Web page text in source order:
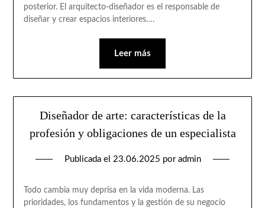
posterior. El arquitecto-diseñador es el responsable de
diseñar y crear espacios interiores….
Leer más
Diseñador de arte: características de la
profesión y obligaciones de un especialista
Publicada el 23.06.2025 por admin
Todo cambia muy deprisa en la vida moderna. Las
prioridades, los fundamentos y la gestión de su negocio